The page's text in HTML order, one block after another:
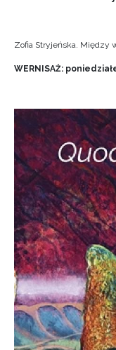
Zofia Stryjeńska. Między
WERNISAŻ: